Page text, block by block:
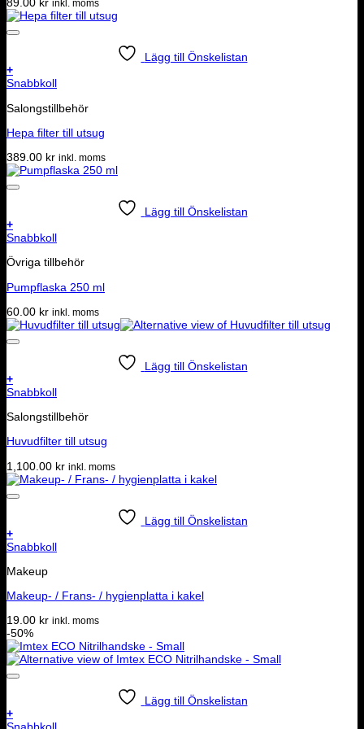
89.00 kr inkl. moms
Lägg till Önskelistan
+
Snabbkoll
Salongstillbehör
Hepa filter till utsug
389.00 kr inkl. moms
Lägg till Önskelistan
+
Snabbkoll
Övriga tillbehör
Pumpflaska 250 ml
60.00 kr inkl. moms
Lägg till Önskelistan
+
Snabbkoll
Salongstillbehör
Huvudfilter till utsug
1,100.00 kr inkl. moms
Lägg till Önskelistan
+
Snabbkoll
Makeup
Makeup- / Frans- / hygienplatta i kakel
19.00 kr inkl. moms
-50%
Lägg till Önskelistan
+